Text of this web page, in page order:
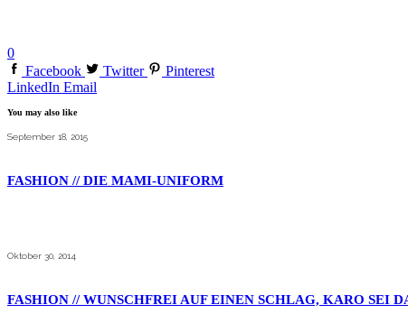
0
Facebook
Twitter
Pinterest
LinkedIn Email
You may also like
September 18, 2015
FASHION // DIE MAMI-UNIFORM
Oktober 30, 2014
FASHION // WUNSCHFREI AUF EINEN SCHLAG, KARO SEI